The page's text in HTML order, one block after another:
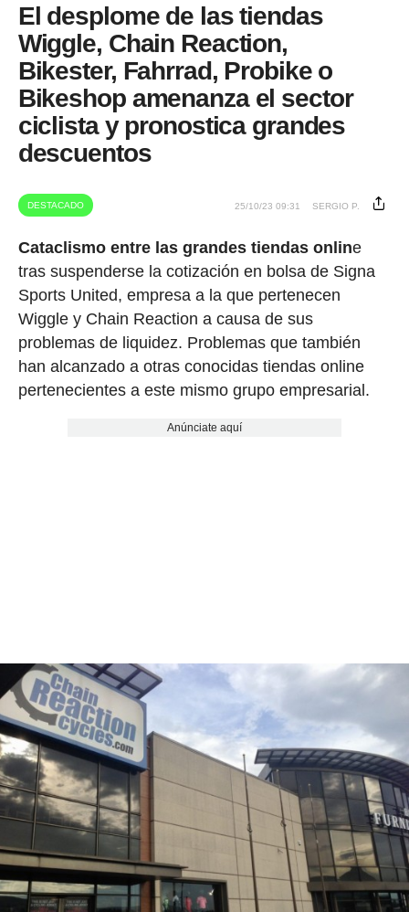
El desplome de las tiendas
Wiggle, Chain Reaction,
Bikester, Fahrrad, Probike o
Bikeshop amenanza el sector
ciclista y pronostica grandes
descuentos
DESTACADO 25/10/23 09:31 SERGIO P.
Cataclismo entre las grandes tiendas online
tras suspenderse la cotización en bolsa de Signa
Sports United, empresa a la que pertenecen
Wiggle y Chain Reaction a causa de sus
problemas de liquidez. Problemas que también
han alcanzado a otras conocidas tiendas online
pertenecientes a este mismo grupo empresarial.
Anúnciate aquí